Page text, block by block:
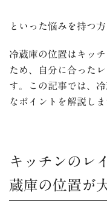
といった悩みを持つ
冷蔵庫の位置はキッ
ため、自分に合った
す。
この記事では、
なポイントを解説しま
キッチンのレ
蔵庫の位置が